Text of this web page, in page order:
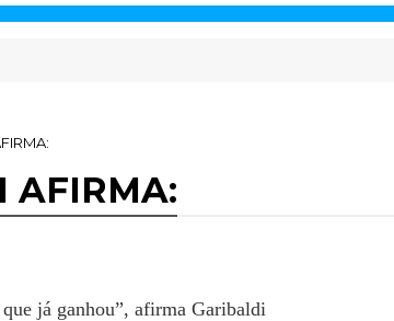
AFIRMA:
que já ganhou”, afirma Garibaldi